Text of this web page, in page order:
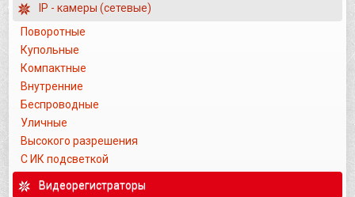
IP - камеры (сетевые)
Поворотные
Купольные
Компактные
Внутренние
Беспроводные
Уличные
Высокого разрешения
С ИК подсветкой
Видеорегистраторы